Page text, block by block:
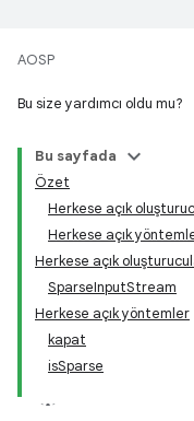
AOSP
Bu size yardımcı oldu mu?
Bu sayfada
Özet
Herkese açık
Herkese açık
Herkese açık
SparseInputStream
Herkese açık yöntemler
kapat
isSparse